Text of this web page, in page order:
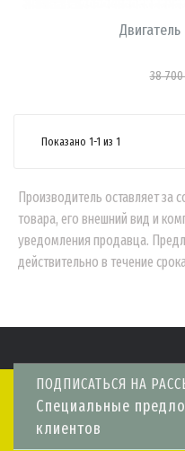
Двигатель
38 700
Показано 1-1 из 1
Производитель оставляет за
товара, его внешний вид и
уведомления продавца.
действительно в течение
ПОДПИСАТЬСЯ НА
Специальные
клиентов